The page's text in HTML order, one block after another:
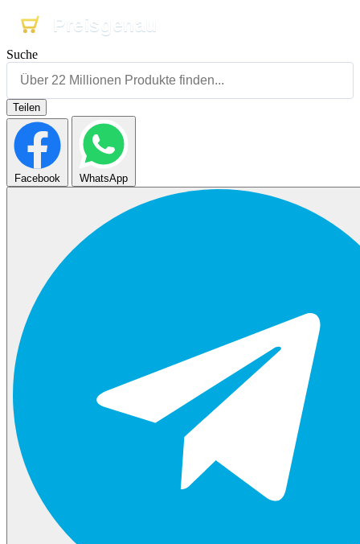
Preisgenau
Preisgenau
Preisgenau
Suche
Teilen
Facebook WhatsApp